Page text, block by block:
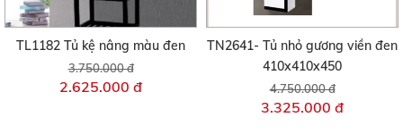
TL1182 Tủ kệ nâng màu đen
3.750.000 đ
2.625.000 đ
TN2641- Tủ nhỏ gương viền đen
410x410x450
4.750.000 đ
3.325.000 đ